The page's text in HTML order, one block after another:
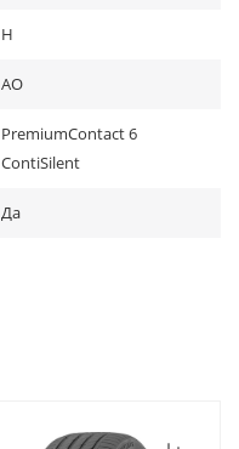
H
AO
PremiumContact 6
ContiSilent
Да